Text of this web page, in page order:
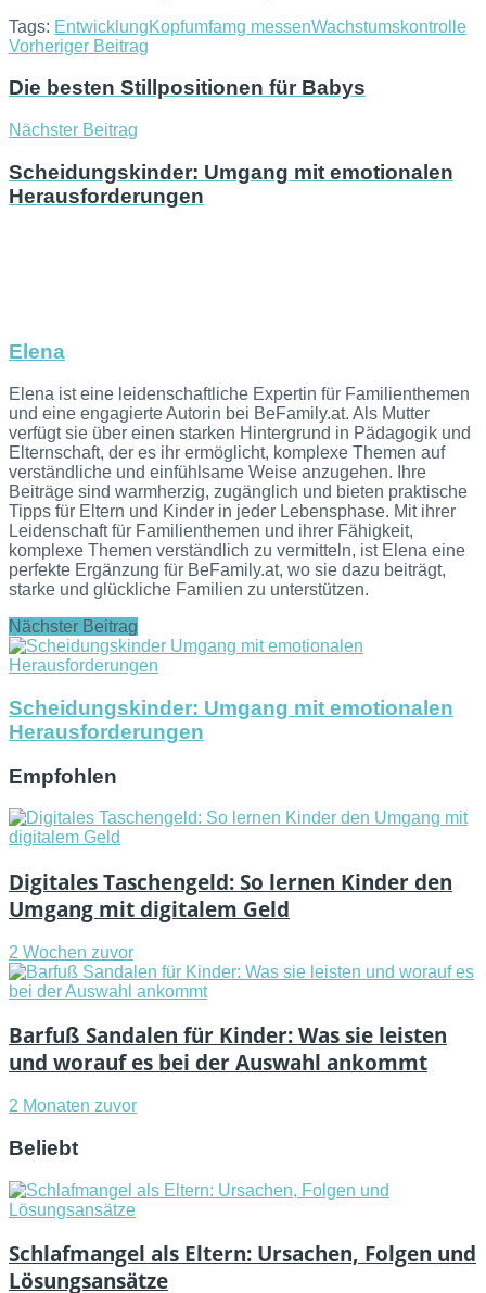
Tags: EntwicklungKopfumfamg messenWachstumskontrolle
Vorheriger Beitrag
Die besten Stillpositionen für Babys
Nächster Beitrag
Scheidungskinder: Umgang mit emotionalen
Herausforderungen
Elena
Elena ist eine leidenschaftliche Expertin für Familienthemen
und eine engagierte Autorin bei BeFamily.at. Als Mutter
verfügt sie über einen starken Hintergrund in Pädagogik und
Elternschaft, der es ihr ermöglicht, komplexe Themen auf
verständliche und einfühlsame Weise anzugehen. Ihre
Beiträge sind warmherzig, zugänglich und bieten praktische
Tipps für Eltern und Kinder in jeder Lebensphase. Mit ihrer
Leidenschaft für Familienthemen und ihrer Fähigkeit,
komplexe Themen verständlich zu vermitteln, ist Elena eine
perfekte Ergänzung für BeFamily.at, wo sie dazu beiträgt,
starke und glückliche Familien zu unterstützen.
Nächster Beitrag
Scheidungskinder: Umgang mit emotionalen
Herausforderungen
Empfohlen
Digitales Taschengeld: So lernen Kinder den
Umgang mit digitalem Geld
2 Wochen zuvor
Barfuß Sandalen für Kinder: Was sie leisten
und worauf es bei der Auswahl ankommt
2 Monaten zuvor
Beliebt
Schlafmangel als Eltern: Ursachen, Folgen und
Lösungsansätze